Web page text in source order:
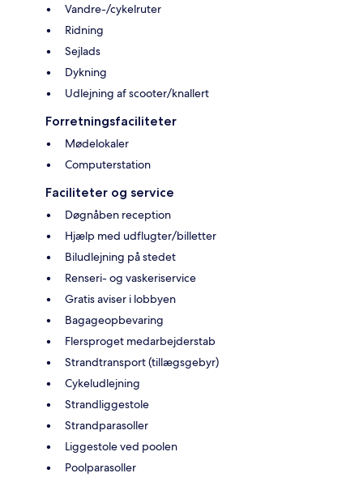
Vandre-/cykelruter
Ridning
Sejlads
Dykning
Udlejning af scooter/knallert
Forretningsfaciliteter
Mødelokaler
Computerstation
Faciliteter og service
Døgnåben reception
Hjælp med udflugter/billetter
Biludlejning på stedet
Renseri- og vaskeriservice
Gratis aviser i lobbyen
Bagageopbevaring
Flersproget medarbejderstab
Strandtransport (tillægsgebyr)
Cykeludlejning
Strandliggestole
Strandparasoller
Liggestole ved poolen
Poolparasoller